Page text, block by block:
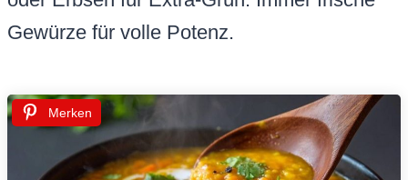
Gewürze für volle Potenz.
Merken